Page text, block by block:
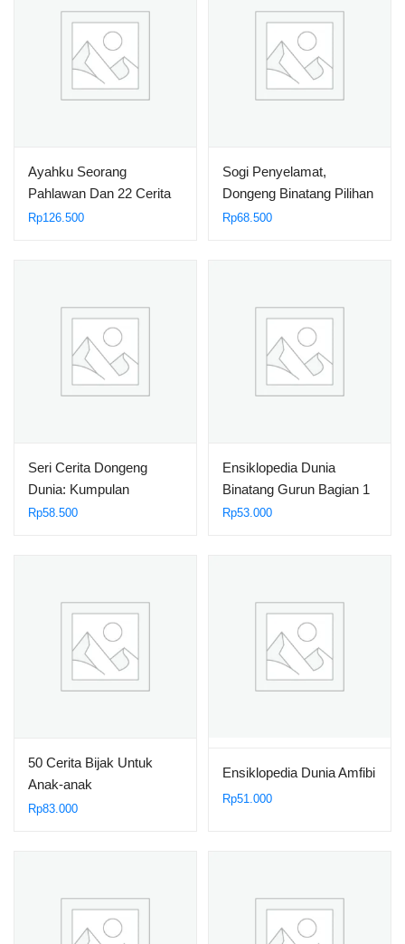
Ayahku Seorang
Pahlawan Dan 22 Cerita
Pendek Menarik Lainnya
Rp126.500
Sogi Penyelamat,
Dongeng Binatang Pilihan
+ Ensiklopedia Mini
Rp68.500
Seri Cerita Dongeng
Dunia: Kumpulan
Dongeng Negeri Brazil
Rp58.500
Ensiklopedia Dunia
Binatang Gurun Bagian 1
Rp53.000
50 Cerita Bijak Untuk
Anak-anak
Rp83.000
Ensiklopedia Dunia Amfibi
Rp51.000